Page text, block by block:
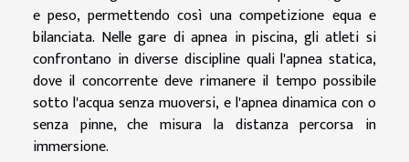
e peso, permettendo così una competizione equa e
bilanciata. Nelle gare di apnea in piscina, gli atleti si
confrontano in diverse discipline quali l'apnea statica,
dove il concorrente deve rimanere il tempo possibile
sotto l'acqua senza muoversi, e l'apnea dinamica con o
senza pinne, che misura la distanza percorsa in
immersione.